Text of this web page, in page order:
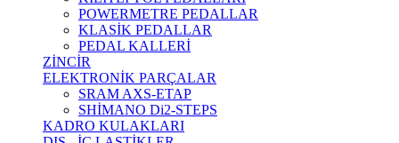
POWERMETRE PEDALLAR
KLASİK PEDALLAR
PEDAL KALLERİ
ZİNCİR
ELEKTRONİK PARÇALAR
SRAM AXS-ETAP
SHİMANO Di2-STEPS
KADRO KULAKLARI